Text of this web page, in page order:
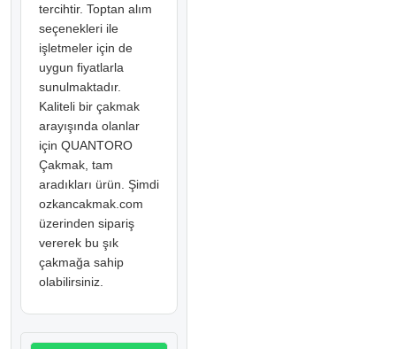
tercihtir. Toptan alım
seçenekleri ile
işletmeler için de
uygun fiyatlarla
sunulmaktadır.
Kaliteli bir çakmak
arayışında olanlar
için QUANTORO
Çakmak, tam
aradıkları ürün. Şimdi
ozkancakmak.com
üzerinden sipariş
vererek bu şık
çakmağa sahip
olabilirsiniz.